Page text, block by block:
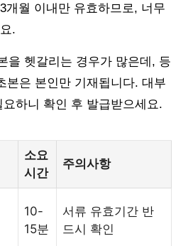
개월 이내만 유효하므로, 너무
.
을 헷갈리는 경우가 많은데, 등
본은 본인만 기재됩니다. 대부
하니 확인 후 발급받으세요.
소요
시간
주의사항
10-
15분
서류 유효기간 반
드시 확인